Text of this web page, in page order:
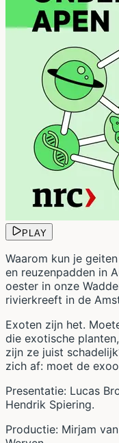
PLAY
Waarom kun je
en reuzenpadden in
oester in onze
rivierkreeft in de
Exoten zijn het.
die exotische
zijn ze juist
zich af: moet de
Presentatie: Lucas
Hendrik Spiering.
Productie: Mirjam